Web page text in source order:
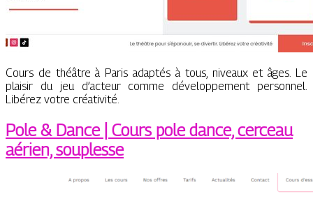
Cours de théâtre à Paris adaptés à tous, niveaux et âges. Le
plaisir du jeu d’acteur comme développement personnel.
Libérez votre créativité.
Pole & Dance | Cours pole dance, cerceau
aérien, souplesse